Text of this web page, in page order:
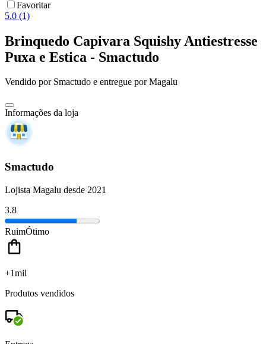
Favoritar
5.0 (1)
Brinquedo Capivara Squishy Antiestresse
Puxa e Estica - Smactudo
Vendido por Smactudo e entregue por Magalu
Informações da loja
Smactudo
Lojista Magalu desde 2021
3.8
RuimÓtimo
+1mil
Produtos vendidos